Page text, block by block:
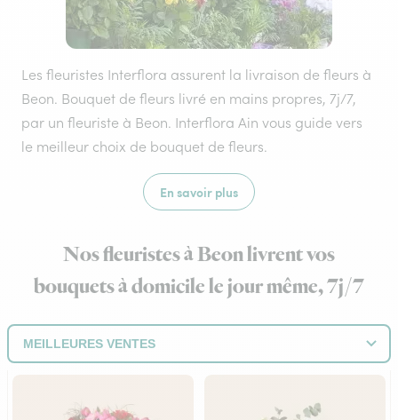
Les fleuristes Interflora assurent la livraison de fleurs à
Beon. Bouquet de fleurs livré en mains propres, 7j/7,
par un fleuriste à Beon. Interflora Ain vous guide vers
le meilleur choix de bouquet de fleurs.
En savoir plus
Nos fleuristes à Beon livrent vos
bouquets à domicile le jour même, 7j/7